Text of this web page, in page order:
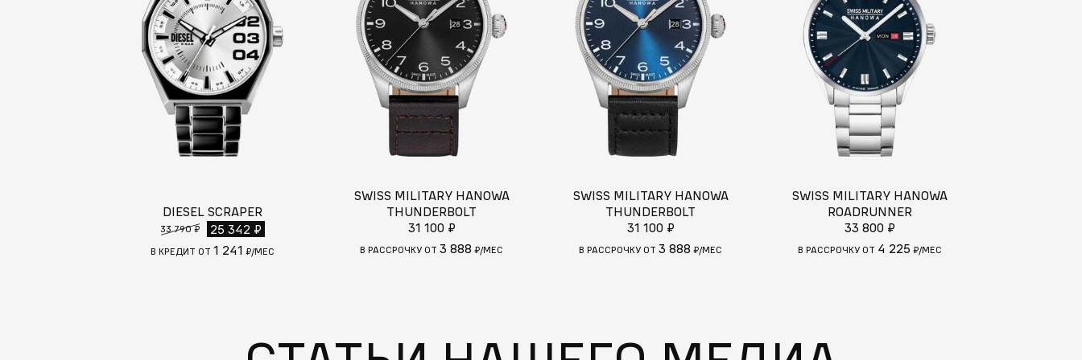
DIESEL SCRAPER
33 790 ₽ 25 342 ₽
В КРЕДИТ ОТ 1 241 ₽/МЕС
SWISS MILITARY HANOWA
THUNDERBOLT
31 100 ₽
В РАССРОЧКУ ОТ 3 888 ₽/МЕС
SWISS MILITARY HANOWA
THUNDERBOLT
31 100 ₽
В РАССРОЧКУ ОТ 3 888 ₽/МЕС
SWISS MILITARY HANOWA
ROADRUNNER
33 800 ₽
В РАССРОЧКУ ОТ 4 225 ₽/МЕС